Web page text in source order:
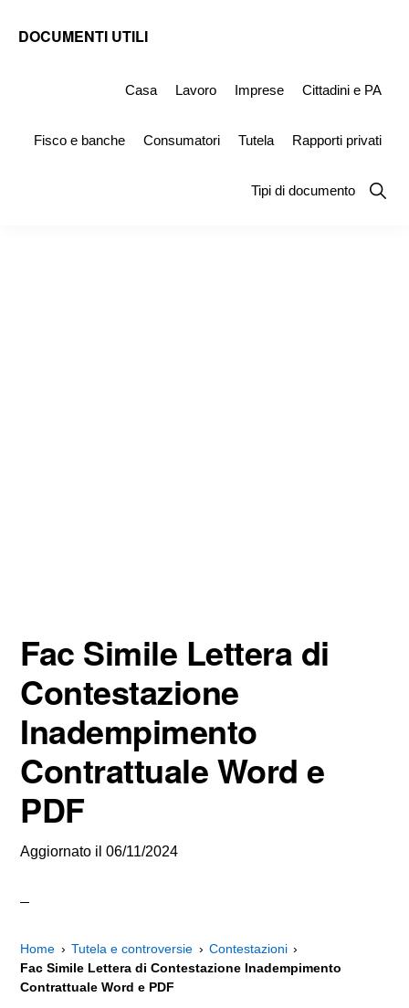
DOCUMENTI UTILI
Simile
Casa Lavoro Imprese Cittadini e PA
Fisco e banche Consumatori Tutela Rapporti privati
Tipi di documento
Show
Fac Simile Lettera di
Contestazione
Inadempimento
Contrattuale Word e
PDF
Aggiornato il06/11/2024
Home Tutela e controversie
Contestazioni
Fac Simile Lettera di Contestazione Inadempimento
Contrattuale Word e PDF